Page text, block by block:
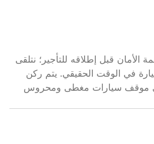
الأمان قبل إطلاقه للتأجير؛ نتلقى
في الوقت الحقيقي. يتم ركن
في موقف سيارات مغطى ومحروس